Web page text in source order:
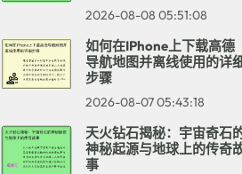
2026-08-08 05:51:08
如何在iPhone上下载高德
导航地图并离线使用的详
步骤
2026-08-07 05:43:18
天火钻石揭秘：宇宙奇石
神秘起源与地球上的传奇
事